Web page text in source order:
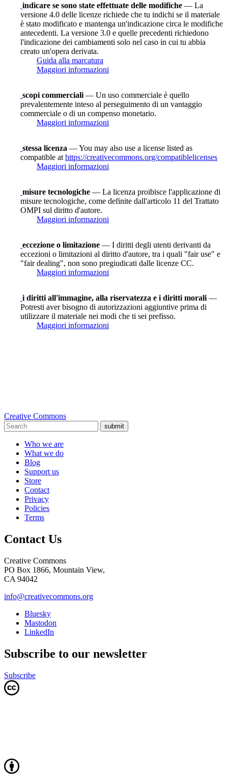
indicare se sono state effettuate delle modifiche — La
versione 4.0 delle licenze richiede che tu indichi se il materiale
è stato modificato e mantenga un'indicazione circa le modifiche
antecedenti. La versione 3.0 e quelle precedenti richiedono
l'indicazione dei cambiamenti solo nel caso in cui tu abbia
creato un'opera derivata.
Guida alla marcatura
Maggiori informazioni
scopi commerciali — Un uso commerciale è quello
prevalentemente inteso al perseguimento di un vantaggio
commerciale o di un compenso monetario.
Maggiori informazioni
stessa licenza — You may also use a license listed as
compatible at https://creativecommons.org/compatiblelicenses
Maggiori informazioni
misure tecnologiche — La licenza proibisce l'applicazione di
misure tecnologiche, come definite dall'articolo 11 del Trattato
OMPI sul diritto d'autore.
Maggiori informazioni
eccezione o limitazione — I diritti degli utenti derivanti da
eccezioni o limitazioni al diritto d'autore, tra i quali "fair use" e
"fair dealing", non sono pregiudicati dalle licenze CC.
Maggiori informazioni
i diritti all'immagine, alla riservatezza e i diritti morali —
Potresti aver bisogno di autorizzazioni aggiuntive prima di
utilizzare il materiale nei modi che ti sei prefisso.
Maggiori informazioni
Creative Commons
submit
Who we are
What we do
Blog
Support us
Store
Contact
Privacy
Policies
Terms
Contact Us
Creative Commons
PO Box 1866, Mountain View,
CA 94042
info@creativecommons.org
Bluesky
Mastodon
LinkedIn
Subscribe to our newsletter
Subscribe